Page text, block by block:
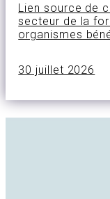
Lien source de
secteur de la
organismes
30 juillet 2026